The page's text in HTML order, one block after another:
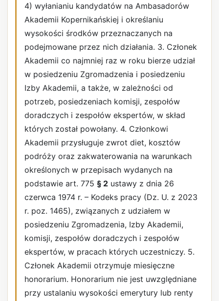
4) wyłanianiu kandydatów na Ambasadorów
Akademii Kopernikańskiej i określaniu
wysokości środków przeznaczanych na
podejmowane przez nich działania. 3. Członek
Akademii co najmniej raz w roku bierze udział
w posiedzeniu Zgromadzenia i posiedzeniu
Izby Akademii, a także, w zależności od
potrzeb, posiedzeniach komisji, zespołów
doradczych i zespołów ekspertów, w skład
których został powołany. 4. Członkowi
Akademii przysługuje zwrot diet, kosztów
podróży oraz zakwaterowania na warunkach
określonych w przepisach wydanych na
podstawie art. 775 § 2 ustawy z dnia 26
czerwca 1974 r. – Kodeks pracy (Dz. U. z 2023
r. poz. 1465), związanych z udziałem w
posiedzeniu Zgromadzenia, Izby Akademii,
komisji, zespołów doradczych i zespołów
ekspertów, w pracach których uczestniczy. 5.
Członek Akademii otrzymuje miesięczne
honorarium. Honorarium nie jest uwzględniane
przy ustalaniu wysokości emerytury lub renty